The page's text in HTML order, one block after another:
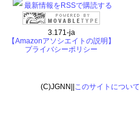
最新情報をRSSで購読する
3.171-ja
【Amazonアソシエイトの説明】
プライバシーポリシー
(C)JGNN|| このサイトについて